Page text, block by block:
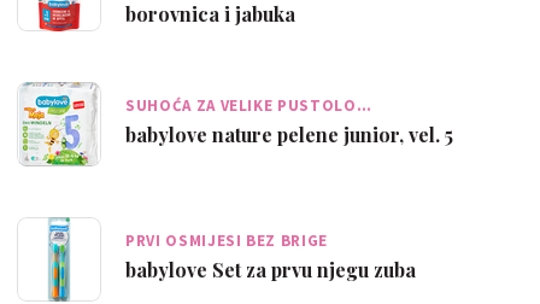
borovnica i jabuka
SUHOĆA ZA VELIKE PUSTOLO…
babylove nature pelene junior, vel. 5
PRVI OSMIJESI BEZ BRIGE
babylove Set za prvu njegu zuba